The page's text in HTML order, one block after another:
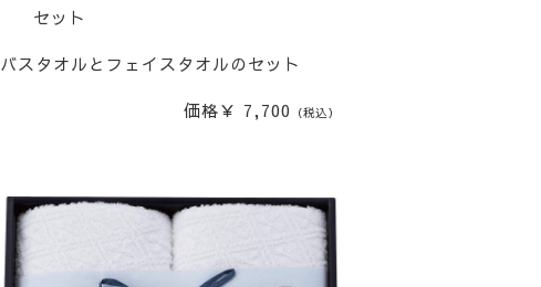
セット
バスタオルとフェイスタオルのセット
価格￥ 7,700 （税込）